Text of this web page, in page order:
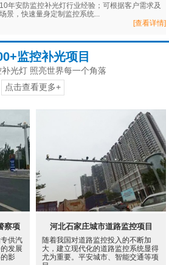
年安防监控补光灯行业经验；可根据客户需求及
景，快速量身定制监控系统...
[查看详情]
监控补光项目
光灯 照亮世界每一个角落
点击查看更多+
察项
供汽
发展
影
河北石家庄城市道路监控项目
随着我国对道路监控投入的不断加
大，建立现代化的道路监控系统显得
尤为重要。平安城市、智能交通等项